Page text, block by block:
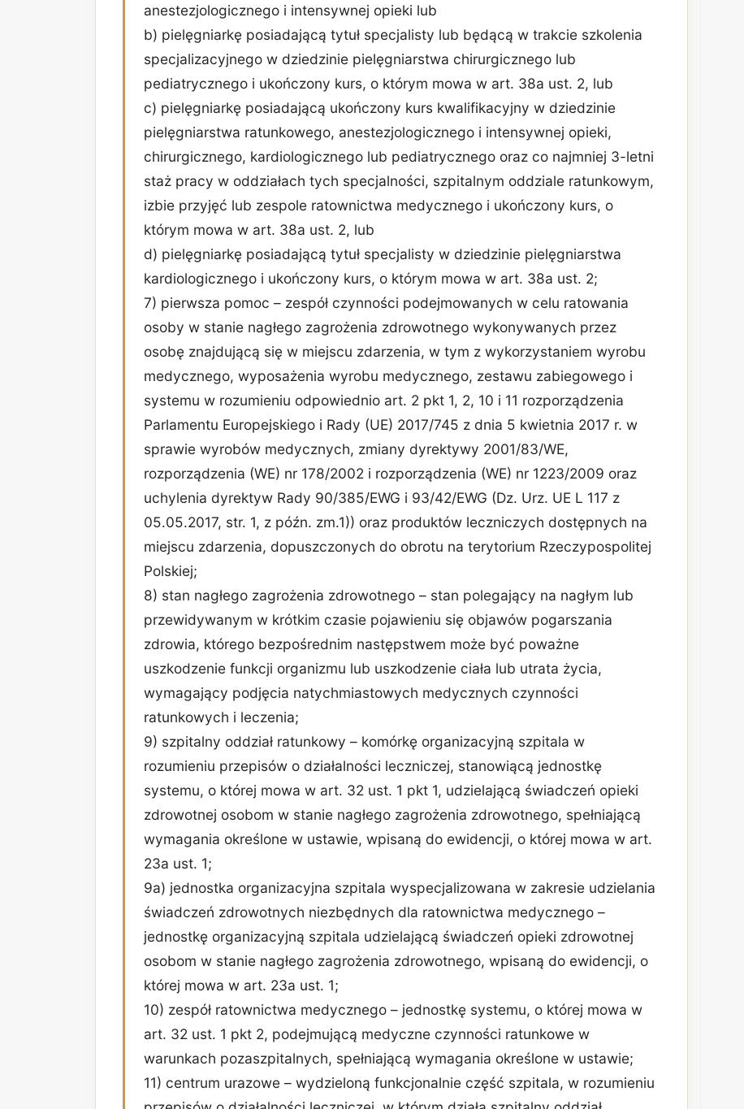
anestezjologicznego i intensywnej opieki lub
b) pielęgniarkę posiadającą tytuł specjalisty lub będącą w trakcie szkolenia
specjalizacyjnego w dziedzinie pielęgniarstwa chirurgicznego lub
pediatrycznego i ukończony kurs, o którym mowa w art. 38a ust. 2, lub
c) pielęgniarkę posiadającą ukończony kurs kwalifikacyjny w dziedzinie
pielęgniarstwa ratunkowego, anestezjologicznego i intensywnej opieki,
chirurgicznego, kardiologicznego lub pediatrycznego oraz co najmniej 3-letni
staż pracy w oddziałach tych specjalności, szpitalnym oddziale ratunkowym,
izbie przyjęć lub zespole ratownictwa medycznego i ukończony kurs, o
którym mowa w art. 38a ust. 2, lub
d) pielęgniarkę posiadającą tytuł specjalisty w dziedzinie pielęgniarstwa
kardiologicznego i ukończony kurs, o którym mowa w art. 38a ust. 2;
7) pierwsza pomoc – zespół czynności podejmowanych w celu ratowania
osoby w stanie nagłego zagrożenia zdrowotnego wykonywanych przez
osobę znajdującą się w miejscu zdarzenia, w tym z wykorzystaniem wyrobu
medycznego, wyposażenia wyrobu medycznego, zestawu zabiegowego i
systemu w rozumieniu odpowiednio art. 2 pkt 1, 2, 10 i 11 rozporządzenia
Parlamentu Europejskiego i Rady (UE) 2017/745 z dnia 5 kwietnia 2017 r. w
sprawie wyrobów medycznych, zmiany dyrektywy 2001/83/WE,
rozporządzenia (WE) nr 178/2002 i rozporządzenia (WE) nr 1223/2009 oraz
uchylenia dyrektyw Rady 90/385/EWG i 93/42/EWG (Dz. Urz. UE L 117 z
05.05.2017, str. 1, z późn. zm.1)) oraz produktów leczniczych dostępnych na
miejscu zdarzenia, dopuszczonych do obrotu na terytorium Rzeczypospolitej
Polskiej;
8) stan nagłego zagrożenia zdrowotnego – stan polegający na nagłym lub
przewidywanym w krótkim czasie pojawieniu się objawów pogarszania
zdrowia, którego bezpośrednim następstwem może być poważne
uszkodzenie funkcji organizmu lub uszkodzenie ciała lub utrata życia,
wymagający podjęcia natychmiastowych medycznych czynności
ratunkowych i leczenia;
9) szpitalny oddział ratunkowy – komórkę organizacyjną szpitala w
rozumieniu przepisów o działalności leczniczej, stanowiącą jednostkę
systemu, o której mowa w art. 32 ust. 1 pkt 1, udzielającą świadczeń opieki
zdrowotnej osobom w stanie nagłego zagrożenia zdrowotnego, spełniającą
wymagania określone w ustawie, wpisaną do ewidencji, o której mowa w art.
23a ust. 1;
9a) jednostka organizacyjna szpitala wyspecjalizowana w zakresie udzielania
świadczeń zdrowotnych niezbędnych dla ratownictwa medycznego –
jednostkę organizacyjną szpitala udzielającą świadczeń opieki zdrowotnej
osobom w stanie nagłego zagrożenia zdrowotnego, wpisaną do ewidencji, o
której mowa w art. 23a ust. 1;
10) zespół ratownictwa medycznego – jednostkę systemu, o której mowa w
art. 32 ust. 1 pkt 2, podejmującą medyczne czynności ratunkowe w
warunkach pozaszpitalnych, spełniającą wymagania określone w ustawie;
11) centrum urazowe – wydzieloną funkcjonalnie część szpitala, w rozumieniu